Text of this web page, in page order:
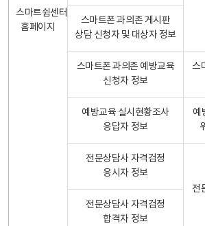
스마트쉼센터
홈페이지
스마트폰 과의존 게시판
상담 신청자 및 대상자 정보
스마트폰 과의존 예방교육
신청자 정보
스
예방교육 실시현황조사
응답자 정보
예
전문상담사 자격검정
응시자 정보
전
전문상담사 자격검정
합격자 정보